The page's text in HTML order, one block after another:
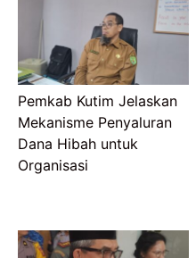
Pemkab Kutim Jelaskan
Mekanisme Penyaluran
Dana Hibah untuk
Organisasi